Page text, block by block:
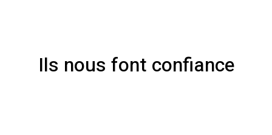
Ils nous font confiance